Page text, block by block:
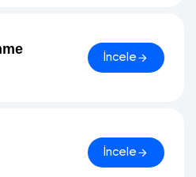
İncele
İncele